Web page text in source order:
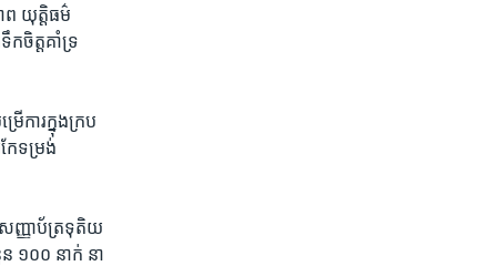
ព​ យុត្តិធម៌​
ក​ចិត្ត​គាំទ្រ​
ើការ​ក្នុង​ក្រប
ែ​ទម្រង់​
ញ្ញាប័ត្រ​ទុតិយ
១០០ ​នាក់ ​នា​